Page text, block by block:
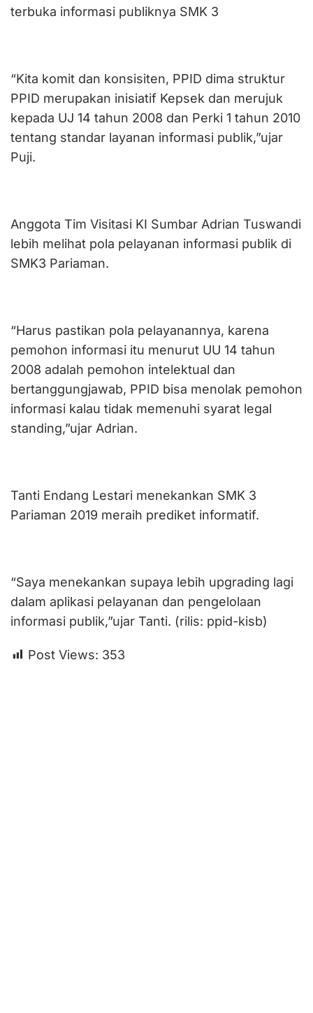
terbuka informasi publiknya SMK 3
“Kita komit dan konsisiten, PPID dima struktur
PPID merupakan inisiatif Kepsek dan merujuk
kepada UJ 14 tahun 2008 dan Perki 1 tahun 2010
tentang standar layanan informasi publik,”ujar
Puji.
Anggota Tim Visitasi KI Sumbar Adrian Tuswandi
lebih melihat pola pelayanan informasi publik di
SMK3 Pariaman.
“Harus pastikan pola pelayanannya, karena
pemohon informasi itu menurut UU 14 tahun
2008 adalah pemohon intelektual dan
bertanggungjawab, PPID bisa menolak pemohon
informasi kalau tidak memenuhi syarat legal
standing,”ujar Adrian.
Tanti Endang Lestari menekankan SMK 3
Pariaman 2019 meraih prediket informatif.
“Saya menekankan supaya lebih upgrading lagi
dalam aplikasi pelayanan dan pengelolaan
informasi publik,”ujar Tanti. (rilis: ppid-kisb)
Post Views: 353